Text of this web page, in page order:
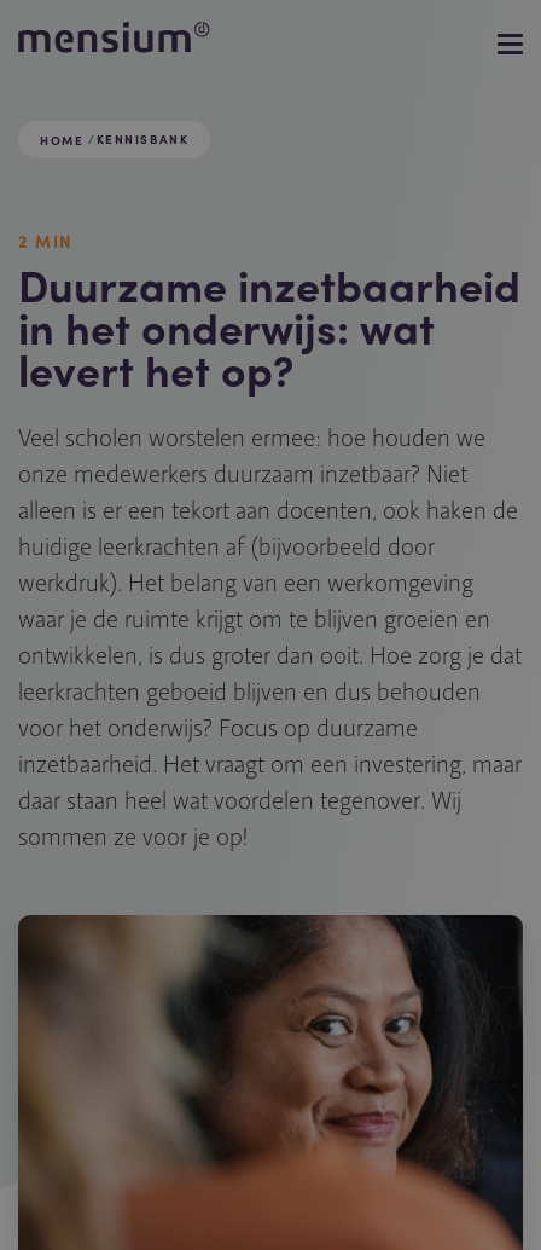
HOME KENNISBANK
2 MIN
Duurzame inzetbaarheid
in het onderwijs: wat
levert het op?
Veel scholen worstelen ermee: hoe houden we
onze medewerkers duurzaam inzetbaar? Niet
alleen is er een tekort aan docenten, ook haken de
huidige leerkrachten af (bijvoorbeeld door
werkdruk). Het belang van een werkomgeving
waar je de ruimte krijgt om te blijven groeien en
ontwikkelen, is dus groter dan ooit. Hoe zorg je dat
leerkrachten geboeid blijven en dus behouden
voor het onderwijs? Focus op duurzame
inzetbaarheid. Het vraagt om een investering, maar
daar staan heel wat voordelen tegenover. Wij
sommen ze voor je op!